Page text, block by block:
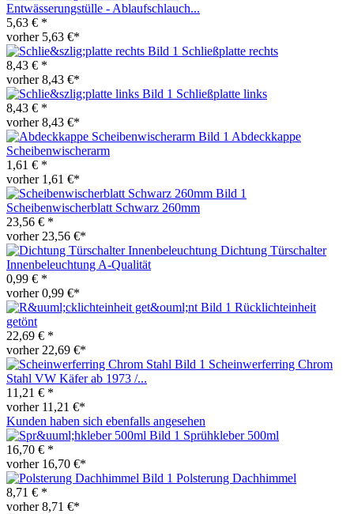
Entwässerungstülle - Ablaufschlauch...
5,63 € *
vorher 5,63 €*
Schließplatte rechts
8,43 € *
vorher 8,43 €*
Schließplatte links
8,43 € *
vorher 8,43 €*
Abdeckkappe
Scheibenwischerarm
1,61 € *
vorher 1,61 €*
Scheibenwischerblatt Schwarz 260mm
23,56 € *
vorher 23,56 €*
Dichtung Türschalter
Innenbeleuchtung A-Qualität
0,99 € *
vorher 0,99 €*
Rücklichteinheit
getönt
22,69 € *
vorher 22,69 €*
Scheinwerferring Chrom
Stahl VW Käfer ab 1973 /...
11,21 € *
vorher 11,21 €*
Kunden haben sich ebenfalls angesehen
Sprühkleber 500ml
16,70 € *
vorher 16,70 €*
Polsterung Dachhimmel
8,71 € *
vorher 8,71 €*